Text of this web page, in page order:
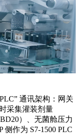
通讯架构：网关
采集灌装剂量
）、无菌舱压力
侧作为 S7-1500 PLC